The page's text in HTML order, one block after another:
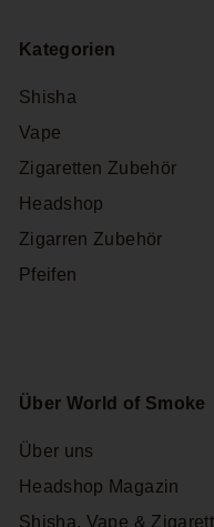
Kategorien
Shisha
Vape
Zigaretten Zubehör
Headshop
Zigarren Zubehör
Pfeifen
Über World of Smoke
Über uns
Headshop Magazin
Shisha, Vape &